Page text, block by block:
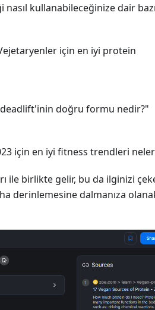
kullanabileceğinize dair bazı
için en iyi protein
doğru formu nedir?"
için en iyi fitness trendleri
ile birlikte gelir, bu da ilginizi
derinlemesine dalmanıza